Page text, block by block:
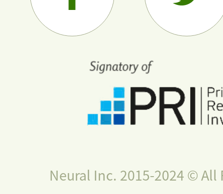
Neural Inc. 2015-2024 © All